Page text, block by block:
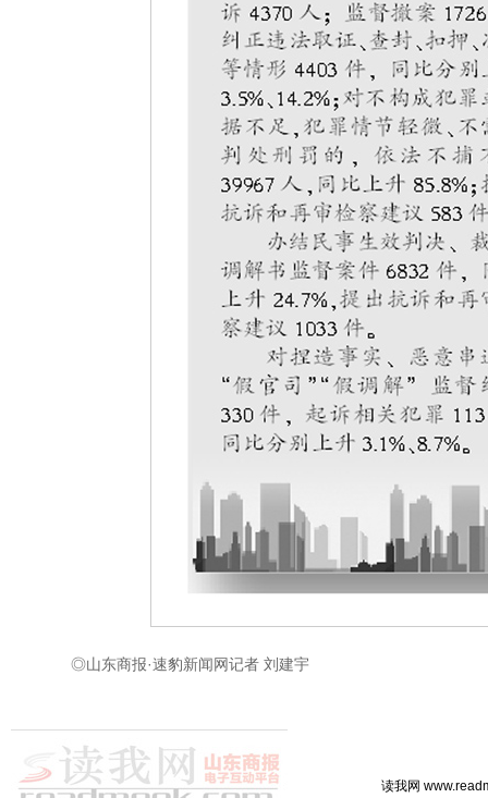
◎山东商报·速豹新闻网记者 刘建宇
读我网